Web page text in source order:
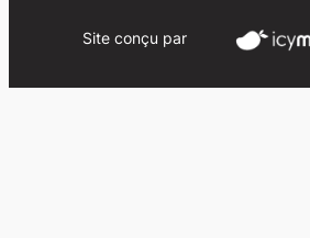
Site conçu par